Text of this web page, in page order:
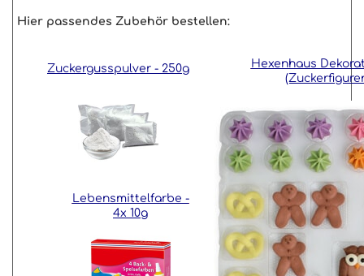
Hier passendes Zubehör bestellen:
Zuckergusspulver - 250g
Lebensmittelfarbe -
4x 10g
Hexenhaus